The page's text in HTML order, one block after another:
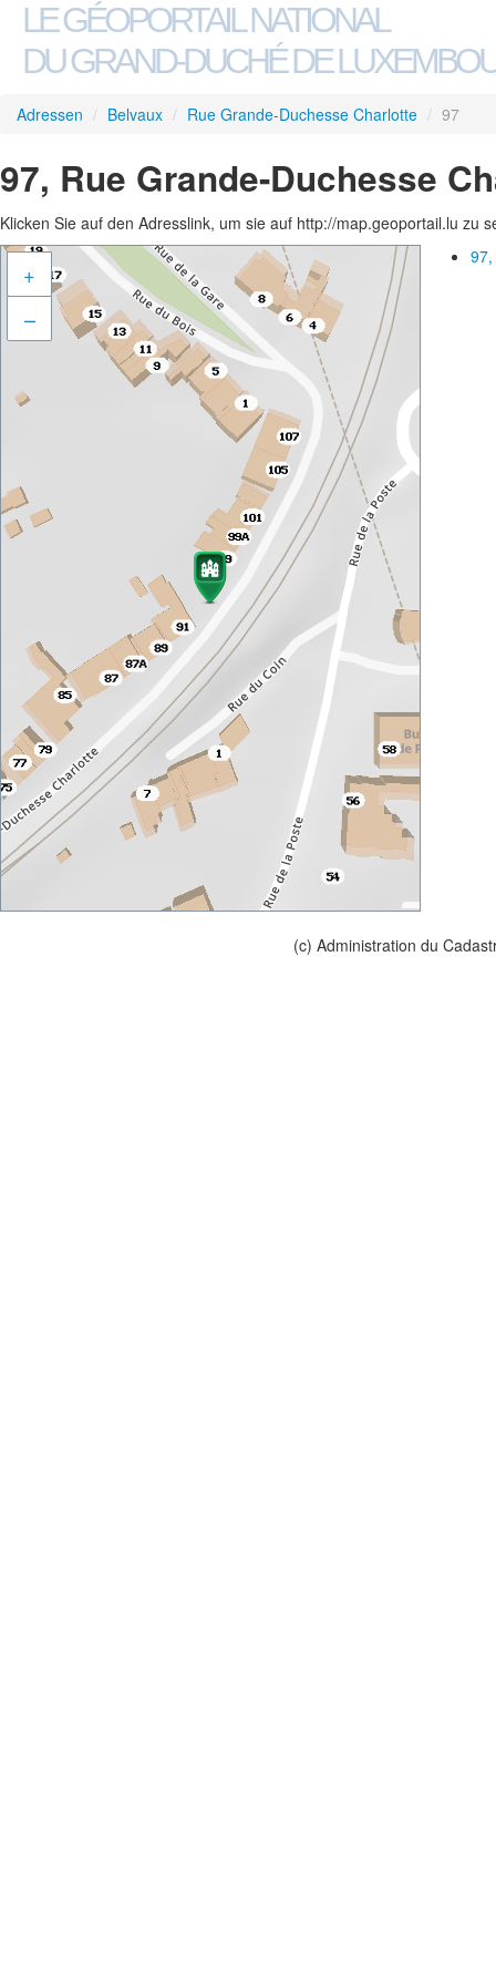
LE GÉOPORTAIL NATIONAL
DU GRAND-DUCHÉ DE
Adressen / Belvaux / Rue Grande-Duchesse Charlotte / 97
97, Rue Grande-Duchesse
Klicken Sie auf den Adresslink, um sie auf http://map.geoportail.lu zu
+
–
(c) Administration du